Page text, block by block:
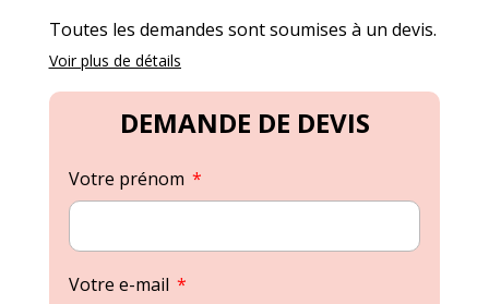
Toutes les demandes sont soumises à un devis.
Voir plus de détails
DEMANDE DE DEVIS
Votre prénom
Votre e-mail